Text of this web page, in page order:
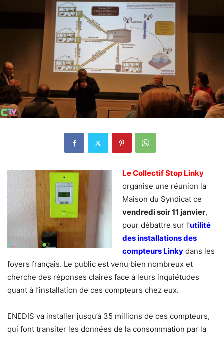
Le Collectif Stop Linky
organise une réunion la
Maison du Syndicat ce
vendredi soir 11 janvier,
pour débattre sur l’utilité
des installations des
compteurs Linky dans les
foyers français. Le public est venu bien nombreux et
cherche des réponses claires face à leurs inquiétudes
quant à l’installation de ces compteurs chez eux.
ENEDIS va installer jusqu’à 35 millions de ces compteurs,
qui font transiter les données de la consommation par la